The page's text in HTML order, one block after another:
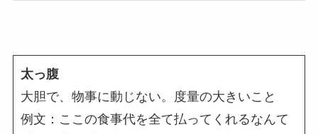
太っ腹
大胆で、物事に動じない。度量の大きいこと
例文：ここの食事代を全て払ってくれるなんて